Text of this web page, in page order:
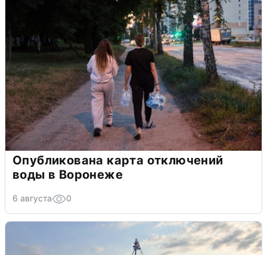
Опубликована карта отключений
воды в Воронеже
6 августа 0